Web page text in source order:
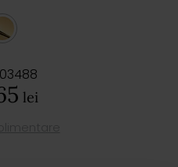
lei